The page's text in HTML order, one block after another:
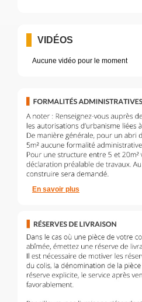
VIDÉOS
Aucune vidéo pour le moment
En savoir plus